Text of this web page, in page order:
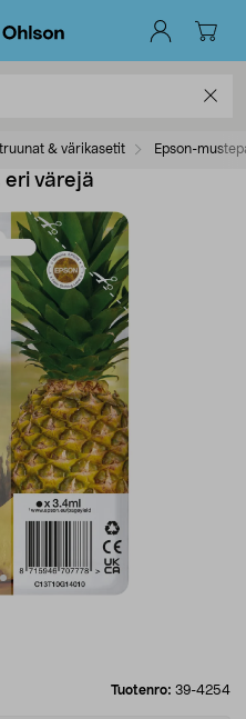
& värikasetit Epson-
eri värejä
Tuotenro: 39-4254